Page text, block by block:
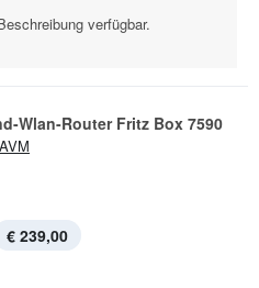
verfügbar.
Wlan-Router Fritz Box 7590
AVM
€ 239,00